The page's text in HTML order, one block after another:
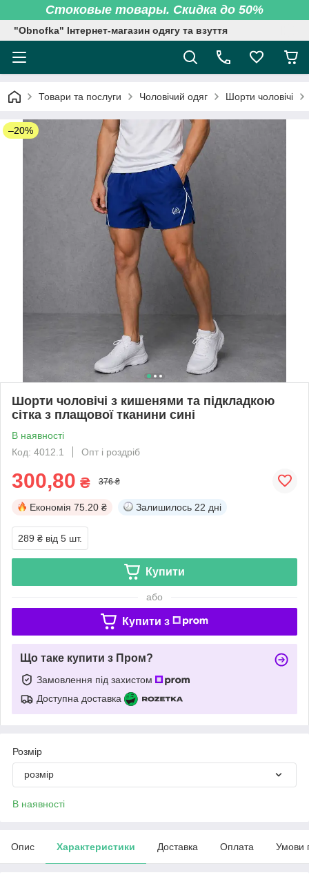
Стоковые товары. Скидка до 50%
"Obnofka" Інтернет-магазин одягу та взуття
Товари та послуги Чоловічий одяг Шорти чоловічі
–20%
Шорти чоловічі з кишенями та підкладкою
сітка з плащової тканини сині
В наявності
Код: 4012.1
Опт і роздріб
300,80 ₴ 376 ₴
Економія 75.20 ₴ Залишилось 22 дні
289 ₴ від 5 шт.
Купити
або
Купити з
Що таке купити з Пром?
Замовлення під захистом
Доступна доставка
Розмір
розмір
В наявності
Опис Характеристики Доставка Оплата Умови